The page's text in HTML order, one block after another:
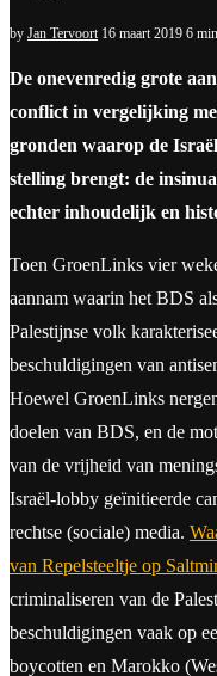
by Jan Tervoort 16 maart 2019 6
De onevenredig grote
conflict in vergelijking
gronden waarop de
stelling brengt: de
echter inhoudelijk en
Toen GroenLinks vier
aannam waarin het BDS
Palestijnse volk
beschuldigingen van
Hoewel GroenLinks
doelen van BDS, en de
van de vrijheid van
Israël-lobby geïnitieerde
rechtse (sociale) media.
van Repelsteeltje op
criminaliseren van de
beschuldigingen vaak op
boycotten en Marokko